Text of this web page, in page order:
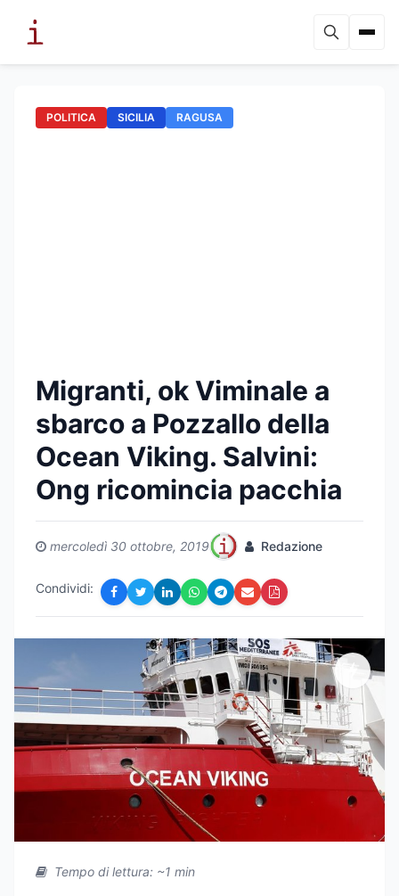
POLITICA SICILIA RAGUSA
Migranti, ok Viminale a
sbarco a Pozzallo della
Ocean Viking. Salvini:
Ong ricomincia pacchia
mercoledì 30 ottobre, 2019 Redazione
Condividi:
Tempo di lettura: ~1 min